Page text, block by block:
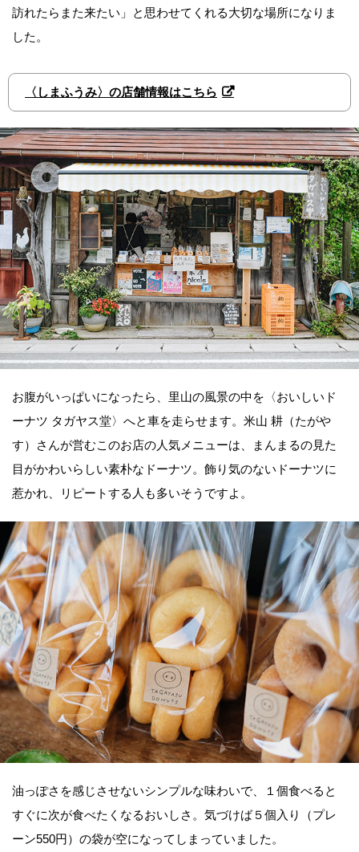
訪れたらまた来たい」と思わせてくれる大切な場所になりま
した。
〈しまふうみ〉の店舗情報はこちら
お腹がいっぱいになったら、里山の風景の中を〈おいしいド
ーナツ タガヤス堂〉へと車を走らせます。米山 耕（たがや
す）さんが営むこのお店の人気メニューは、まんまるの見た
目がかわいらしい素朴なドーナツ。飾り気のないドーナツに
惹かれ、リピートする人も多いそうですよ。
油っぽさを感じさせないシンプルな味わいで、１個食べると
すぐに次が食べたくなるおいしさ。気づけば５個入り（プレ
ーン550円）の袋が空になってしまっていました。